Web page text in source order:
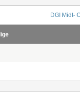
DGI Midt-